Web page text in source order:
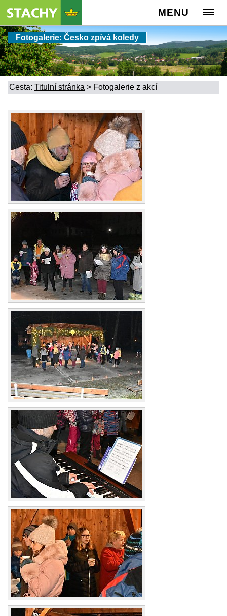
MENU
Fotogalerie: Česko zpívá koledy
Cesta: Titulní stránka > Fotogalerie z akcí